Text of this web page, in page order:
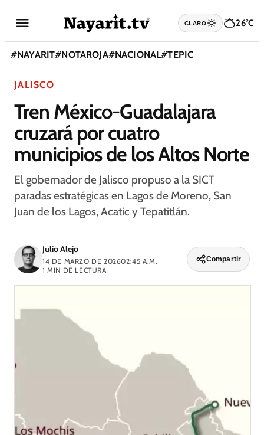
CLARO 26°C
#NAYARIT#NOTAROJA#NACIONAL#TEPIC
JALISCO
Tren México-Guadalajara
cruzará por cuatro
municipios de los Altos Norte
El gobernador de Jalisco propuso a la SICT
paradas estratégicas en Lagos de Moreno, San
Juan de los Lagos, Acatic y Tepatitlán.
Julio Alejo
14 DE MARZO DE 202602:45 A.M.
1 MIN DE LECTURA
Compartir